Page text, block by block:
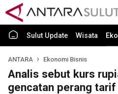
Sulut Update Wisata
ANTARA Ekonomi Bisnis
Analis sebut kurs
gencatan perang tarif